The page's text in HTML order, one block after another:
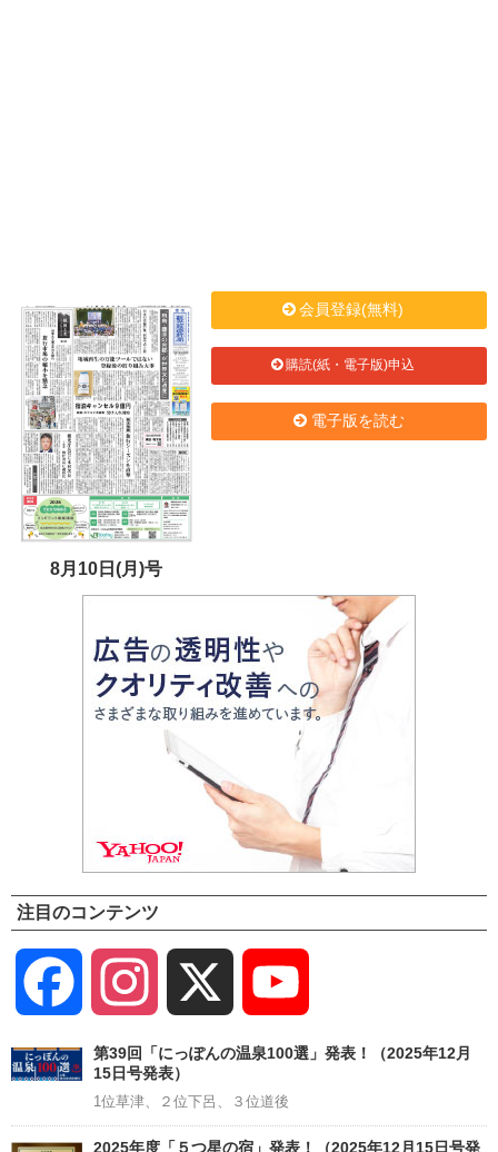
8月10日(月)号
会員登録(無料)
購読(紙・電子版)申込
電子版を読む
注目のコンテンツ
Facebook Instagram
Channel
第39回「にっぽんの温泉100選」発表！（2025年12月
15日号発表）
1位草津、２位下呂、３位道後
2025年度「５つ星の宿」発表！（2025年12月15日号発